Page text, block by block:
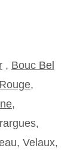
, Bouc Bel
,
,
Velaux,